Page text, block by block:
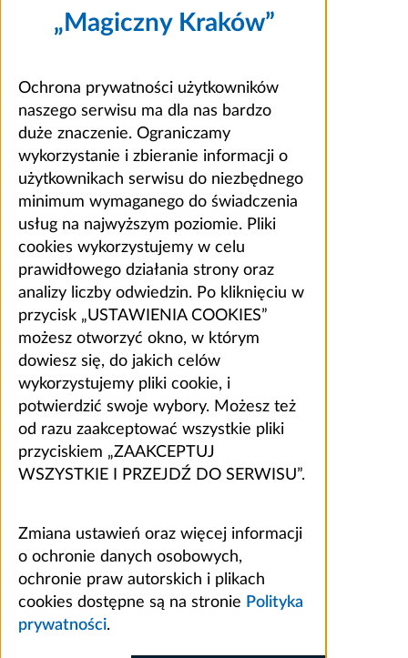
„Magiczny Kraków”
Ochrona prywatności użytkowników
naszego serwisu ma dla nas bardzo
duże znaczenie. Ograniczamy
wykorzystanie i zbieranie informacji o
użytkownikach serwisu do niezbędnego
minimum wymaganego do świadczenia
usług na najwyższym poziomie. Pliki
cookies wykorzystujemy w celu
prawidłowego działania strony oraz
analizy liczby odwiedzin. Po kliknięciu w
przycisk „USTAWIENIA COOKIES”
możesz otworzyć okno, w którym
dowiesz się, do jakich celów
wykorzystujemy pliki cookie, i
potwierdzić swoje wybory. Możesz też
od razu zaakceptować wszystkie pliki
przyciskiem „ZAAKCEPTUJ
WSZYSTKIE I PRZEJDŹ DO SERWISU”.
Zmiana ustawień oraz więcej informacji
o ochronie danych osobowych,
ochronie praw autorskich i plikach
cookies dostępne są na stronie Polityka
prywatności.